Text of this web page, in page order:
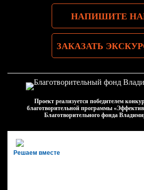
НАПИШИТЕ
ЗАКАЗАТЬ
Решаем вместе
Проект реализуется победителем
благотворительной программы
Благотворительного фонда